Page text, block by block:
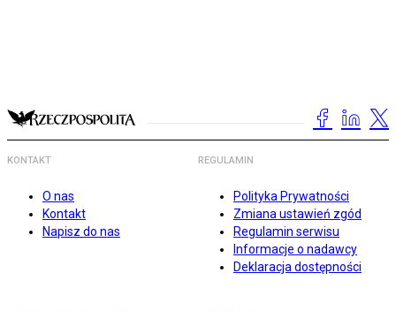
KONTAKT
O nas
Kontakt
Napisz do nas
REGULAMIN
Polityka Prywatności
Zmiana ustawień zgód
Regulamin serwisu
Informacje o nadawcy
Deklaracja dostępności